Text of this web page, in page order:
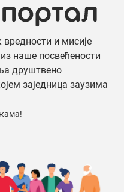
вредности и мисије
из наше посвећености
друштвено
заједница заузима